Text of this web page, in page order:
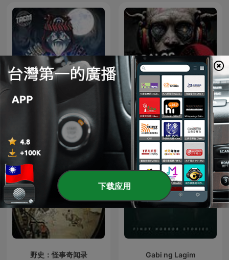
Kwentong Bayan: Pinoy
Horror Podcast
Kwentong Takipsilim
Pinoy Tagalog Horror
Stories Podcast
野史：怪事奇闻录 Gabi ng Lagim
下载应用